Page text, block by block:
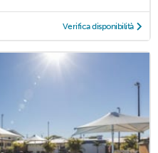
Verifica disponibilità